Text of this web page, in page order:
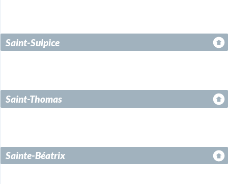
Saint-Sulpice
Saint-Thomas
Sainte-Béatrix